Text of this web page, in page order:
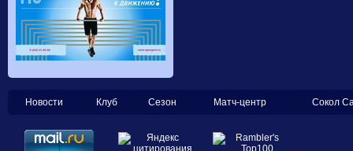
Новости Клуб Сезон Матч-центр Сокол